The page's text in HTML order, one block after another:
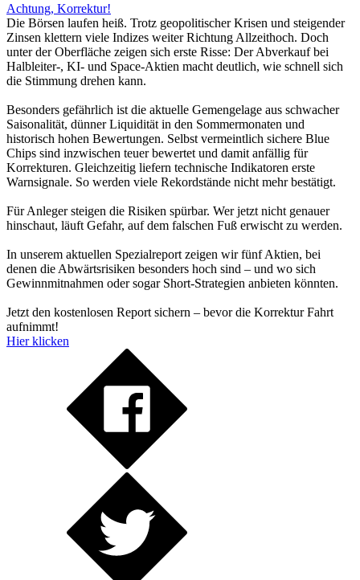
Achtung, Korrektur!
Die Börsen laufen heiß. Trotz geopolitischer Krisen und steigender
Zinsen klettern viele Indizes weiter Richtung Allzeithoch. Doch
unter der Oberfläche zeigen sich erste Risse: Der Abverkauf bei
Halbleiter-, KI- und Space-Aktien macht deutlich, wie schnell sich
die Stimmung drehen kann.
Besonders gefährlich ist die aktuelle Gemengelage aus schwacher
Saisonalität, dünner Liquidität in den Sommermonaten und
historisch hohen Bewertungen. Selbst vermeintlich sichere Blue
Chips sind inzwischen teuer bewertet und damit anfällig für
Korrekturen. Gleichzeitig liefern technische Indikatoren erste
Warnsignale. So werden viele Rekordstände nicht mehr bestätigt.
Für Anleger steigen die Risiken spürbar. Wer jetzt nicht genauer
hinschaut, läuft Gefahr, auf dem falschen Fuß erwischt zu werden.
In unserem aktuellen Spezialreport zeigen wir fünf Aktien, bei
denen die Abwärtsrisiken besonders hoch sind – und wo sich
Gewinnmitnahmen oder sogar Short-Strategien anbieten könnten.
Jetzt den kostenlosen Report sichern – bevor die Korrektur Fahrt
aufnimmt!
Hier klicken